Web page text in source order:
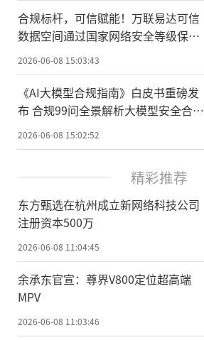
合规标杆，可信赋能！万联易达可信
数据空间通过国家网络安全等级保护
三级认证
2026-06-08 15:03:43
《AI大模型合规指南》白皮书重磅发
布 合规99问全景解析大模型安全合规
核心命题
2026-06-08 15:02:52
精彩推荐
东方甄选在杭州成立新网络科技公司
注册资本500万
2026-06-08 11:04:45
余承东官宣：尊界V800定位超高端
MPV
2026-06-08 11:03:46